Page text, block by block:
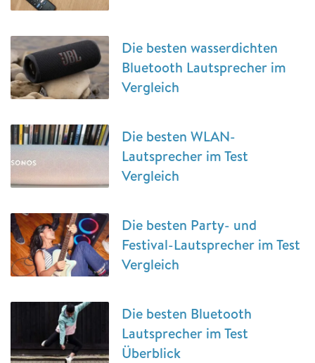
Die besten wasserdichten
Bluetooth Lautsprecher im
Vergleich
Die besten WLAN-
Lautsprecher im Test
Vergleich
Die besten Party- und
Festival-Lautsprecher im Test
Vergleich
Die besten Bluetooth
Lautsprecher im Test
Überblick